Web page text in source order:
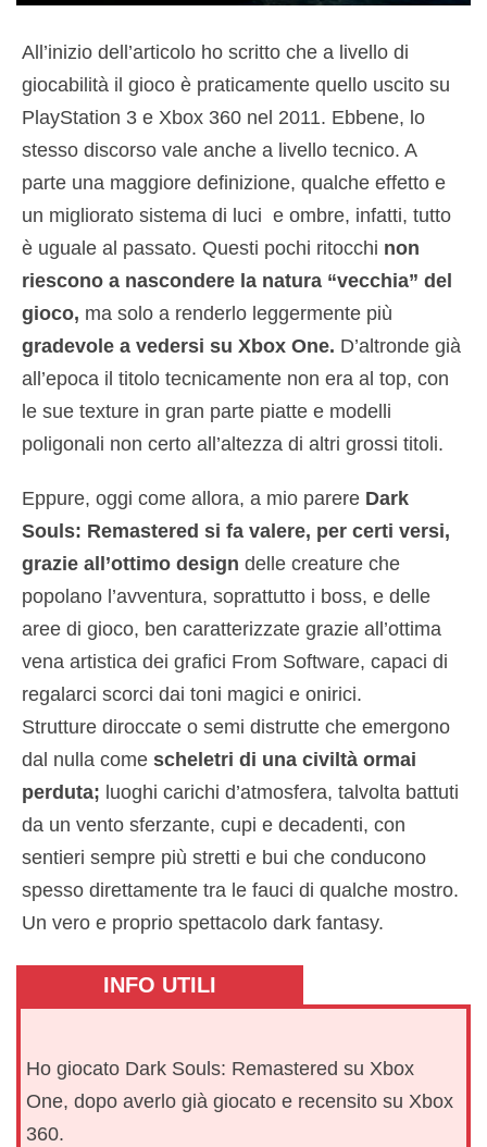
All’inizio dell’articolo ho scritto che a livello di
giocabilità il gioco è praticamente quello uscito su
PlayStation 3 e Xbox 360 nel 2011. Ebbene, lo
stesso discorso vale anche a livello tecnico. A
parte una maggiore definizione, qualche effetto e
un migliorato sistema di luci e ombre, infatti, tutto
è uguale al passato. Questi pochi ritocchi non
riescono a nascondere la natura “vecchia” del
gioco, ma solo a renderlo leggermente più
gradevole a vedersi su Xbox One. D’altronde già
all’epoca il titolo tecnicamente non era al top, con
le sue texture in gran parte piatte e modelli
poligonali non certo all’altezza di altri grossi titoli.
Eppure, oggi come allora, a mio parere Dark
Souls: Remastered si fa valere, per certi versi,
grazie all’ottimo design delle creature che
popolano l’avventura, soprattutto i boss, e delle
aree di gioco, ben caratterizzate grazie all’ottima
vena artistica dei grafici From Software, capaci di
regalarci scorci dai toni magici e onirici.
Strutture diroccate o semi distrutte che emergono
dal nulla come scheletri di una civiltà ormai
perduta; luoghi carichi d’atmosfera, talvolta battuti
da un vento sferzante, cupi e decadenti, con
sentieri sempre più stretti e bui che conducono
spesso direttamente tra le fauci di qualche mostro.
Un vero e proprio spettacolo dark fantasy.
INFO UTILI
Ho giocato Dark Souls: Remastered su Xbox
One, dopo averlo già giocato e recensito su Xbox
360.